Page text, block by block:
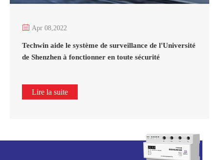
 Apr 08,2022
Techwin aide le système de surveillance de l'Université
de Shenzhen à fonctionner en toute sécurité
Lire la suite